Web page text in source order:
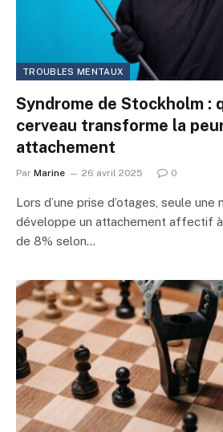
TROUBLES MENTAUX
Syndrome de Stockholm :
cerveau transforme la
attachement
Par Marine 26 avril 2025 0
Lors d’une prise d’otages, seule
développe un attachement affectif à
de 8% selon…